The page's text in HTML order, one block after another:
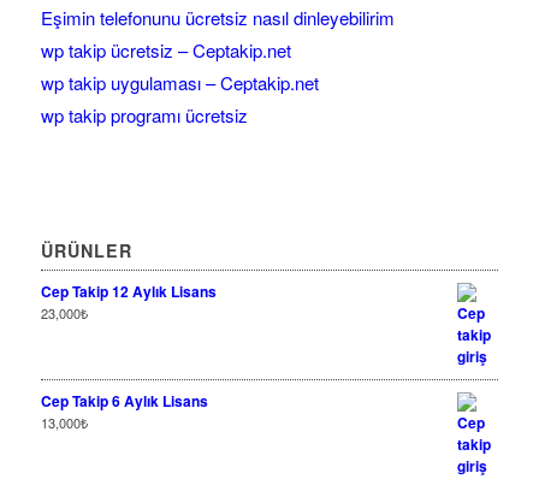
Eşimin telefonunu ücretsiz nasıl dinleyebilirim
wp takip ücretsiz – Ceptakip.net
wp takip uygulaması – Ceptakip.net
wp takip programı ücretsiz
ÜRÜNLER
Cep Takip 12 Aylık Lisans
23,000₺
Cep Takip 6 Aylık Lisans
13,000₺